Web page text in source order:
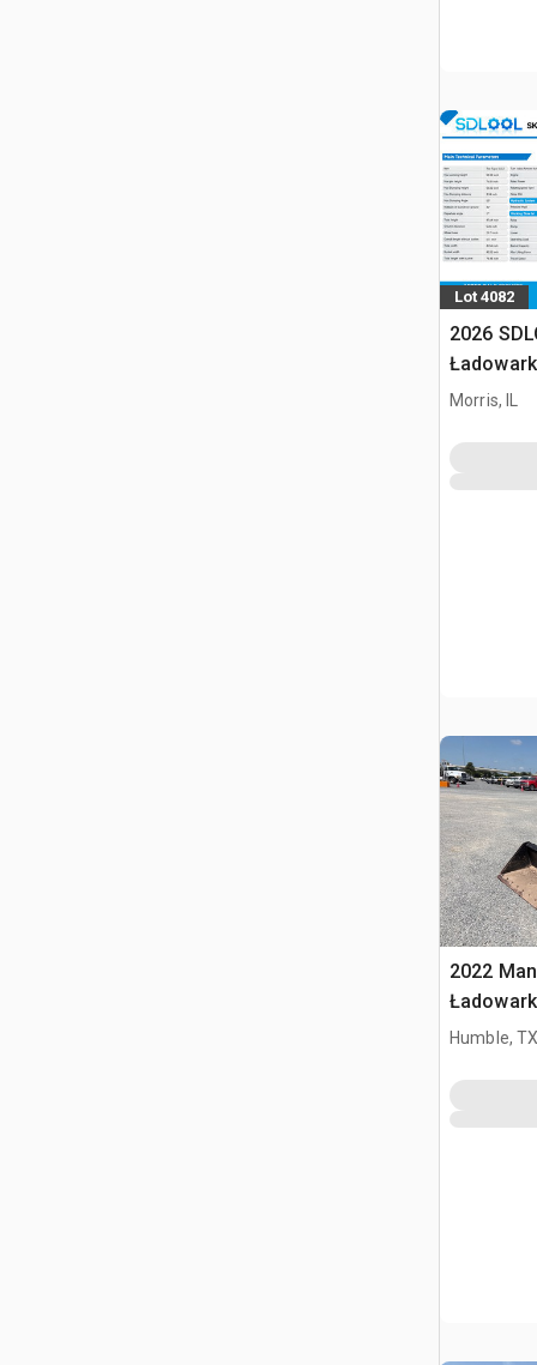
Lot 4082
2026
Morris, IL
2022
burtowym
Humble,